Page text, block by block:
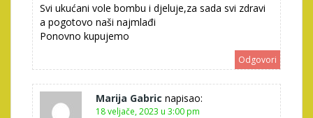
Svi ukućani vole bombu i djeluje,za sada svi zdravi
a pogotovo naši najmlađi
Ponovno kupujemo
Odgovori
Marija Gabric napisao:
18 veljače, 2023 u 3:00 pm